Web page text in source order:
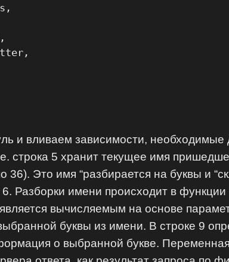
и вливаем зависимости,
строка 5 хранит текущее имя
36). Это имя “разбирается на буквы и
Разборки имени происходит в функции
вычисляемым на основе
буквы из имени. В строке 9
о выбранной букве.